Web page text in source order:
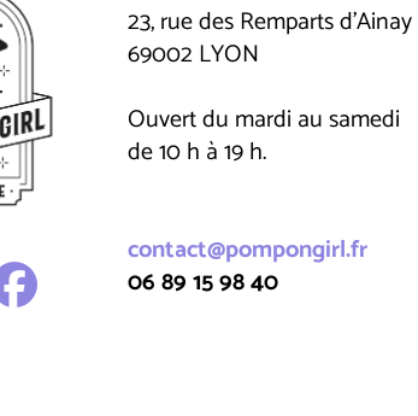
23, rue des Remparts d'Ainay
69002 LYON
Ouvert du mardi au samedi
de 10 h à 19 h.
contact@pompongirl.fr
06 89 15 98 40